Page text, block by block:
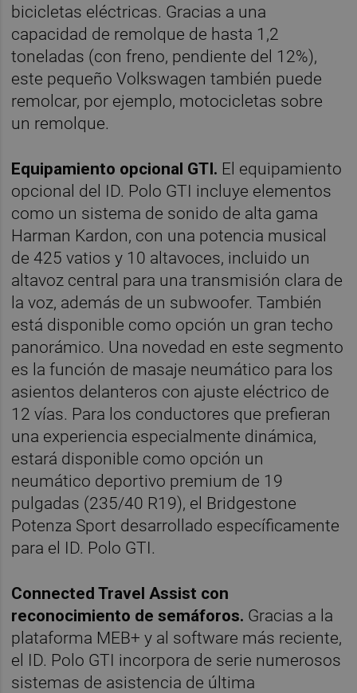
bicicletas eléctricas. Gracias a una
capacidad de remolque de hasta 1,2
toneladas (con freno, pendiente del 12%),
este pequeño Volkswagen también puede
remolcar, por ejemplo, motocicletas sobre
un remolque.
Equipamiento opcional GTI. El equipamiento
opcional del ID. Polo GTI incluye elementos
como un sistema de sonido de alta gama
Harman Kardon, con una potencia musical
de 425 vatios y 10 altavoces, incluido un
altavoz central para una transmisión clara de
la voz, además de un subwoofer. También
está disponible como opción un gran techo
panorámico. Una novedad en este segmento
es la función de masaje neumático para los
asientos delanteros con ajuste eléctrico de
12 vías. Para los conductores que prefieran
una experiencia especialmente dinámica,
estará disponible como opción un
neumático deportivo premium de 19
pulgadas (235/40 R19), el Bridgestone
Potenza Sport desarrollado específicamente
para el ID. Polo GTI.
Connected Travel Assist con
reconocimiento de semáforos. Gracias a la
plataforma MEB+ y al software más reciente,
el ID. Polo GTI incorpora de serie numerosos
sistemas de asistencia de última